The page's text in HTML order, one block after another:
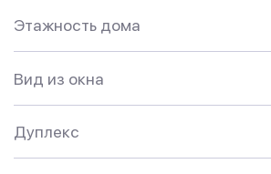
Этажность дома
Вид из окна
Дуплекс